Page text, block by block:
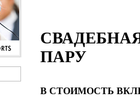
ПАРУ
В СТОИМОСТЬ